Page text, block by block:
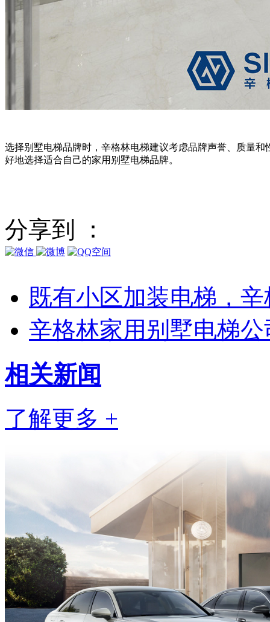
选择别墅电梯品牌时，辛格林电梯建议考虑品牌声誉、质量
好地选择适合自己的家用别墅电梯品牌。
分享到 ：
既有小区加装电梯，
辛格林家用别墅电梯
相关新闻
了解更多 +